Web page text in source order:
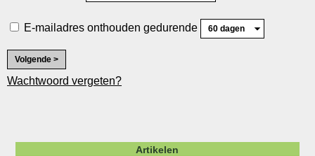
E-mailadres onthouden gedurende
Wachtwoord vergeten?
Artikelen